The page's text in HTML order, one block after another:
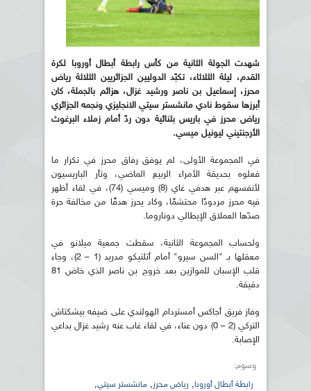
شهدت الجولة الثانية من كأس رابطة أبطال أوروبا لكرة
القدم، ليلة الثلاثاء، تكبّد الدوليين الجزائريين الثلاثة رياض
محرز، إسماعيل بن ناصر ورشيد غزال، هزائم بالجملة، كان
أبرزها سقوط نادي مانشستر سيتي الانجليزي ونجمه الجزائري
رياض محرز في باريس بثنائية دون ردّ أمام زملاء البرغوث
الأرجنتيني ليونيل ميسي.
في المجموعة الأولى، لم يوفق رفاق محرز في تكرار ما
فعلوه بحديقة الأمراء الربيع الماضي، وثأر الباريسيون
لأنفسهم عبر هدفي غاي (8) وميسي (74)، في لقاء أظهر
فيه محرز مردودًا محتشمًا، وكاد يحرز هدفًا من مخالفة حرة
صدّها العملاق الإيطالي دوناروما.
ولحساب المجموعة الثانية، سقطت جمعية ميلانو في
معقلها بـ "السن سيرو" أمام أتلتيكو مدريد (1 – 2)، وجاء
قلب الإسبان للموازين بعد خروج بن ناصر الذي خاض 81
دقيقة.
وفاز فريق أجاكس أمستردام الهولندي على ضيفه بيشكتاش
التركي (2 – 0) دون عناء، في لقاء غاب عنه رشيد غزال بداعي
الإصابة.
وسوم:
رابطة أبطال أوروبا, رياض محرز, مانشستر سيتي,